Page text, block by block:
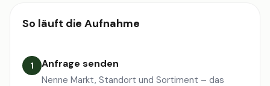
So läuft die Aufnahme
1 Anfrage senden
Nenne Markt, Standort und Sortiment – das